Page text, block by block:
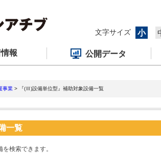
文字サイズ
小
報 公開データ
事業 > 『(Ⅲ)設備単位型』補助対象設備一覧
一覧
検索できます。